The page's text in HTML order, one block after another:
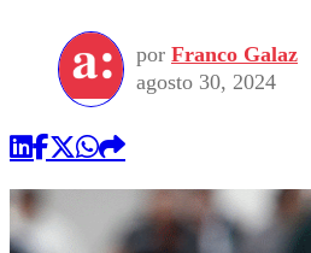
por Franco Galaz
agosto 30, 2024